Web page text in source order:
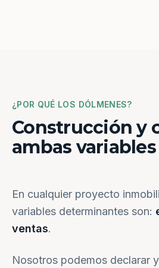
¿POR QUÉ LOS DÓLMENES?
Construcción y
ambas
En cualquier proyecto
variables determinantes son:
ventas.
Nosotros podemos declarar